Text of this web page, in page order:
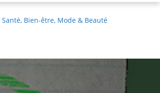
Santé, Bien-être, Mode & Beauté